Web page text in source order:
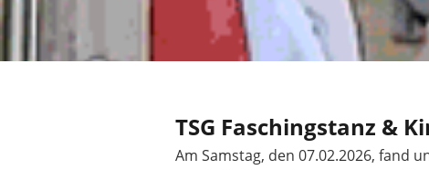
TSG Faschingstanz &
Am Samstag, den 07.02.2026, fand